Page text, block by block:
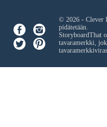
© 2026 - Clever
pidätetään.
StoryboardThat
tavaramerkki,